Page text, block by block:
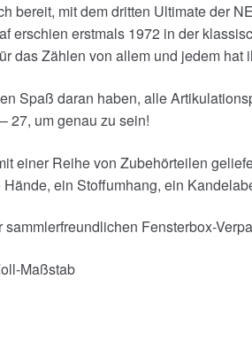
ist:
€45.43.
bereit, mit dem dritten Ultimate der
erschien erstmals 1972 in der
das Zählen von allem und jedem
Spaß daran haben, alle
27, um genau zu sein!
einer Reihe von Zubehörteilen
ein Stoffumhang, ein
sammlerfreundlichen Fensterbox-
Maßstab